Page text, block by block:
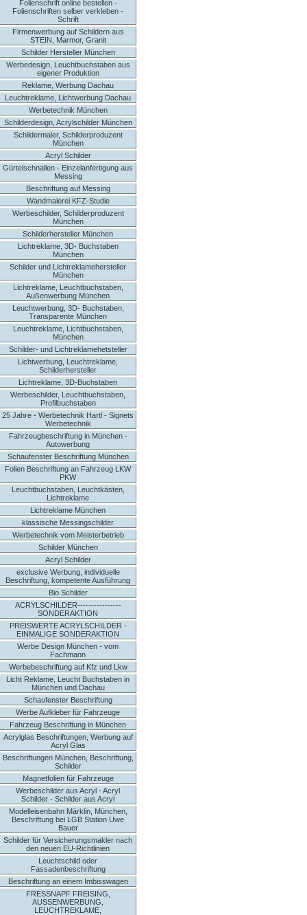
Folienschrift online bestellen -
Folienschriften selber verkleben -
Schrift
Firmenwerbung auf Schildern aus
STEIN, Marmor, Granit
Schilder Hersteller München
Werbedesign, Leuchtbuchstaben aus
eigener Produktion
Reklame, Werbung Dachau
Leuchtreklame, Lichtwerbung Dachau
Werbetechnik München
Schilderdesign, Acrylschilder München
Schildermaler, Schilderproduzent
München
Acryl Schilder
Gürtelschnallen - Einzelanfertigung aus
Messing
Beschriftung auf Messing
Wandmalerei KFZ-Studie
Werbeschilder, Schilderproduzent
München
Schilderhersteller München
Lichtreklame, 3D- Buchstaben
München
Schilder und Lichtreklamehersteller
München
Lichtreklame, Leuchtbuchstaben,
Außenwerbung München
Leuchtwerbung, 3D- Buchstaben,
Transparente München
Leuchtreklame, Lichtbuchstaben,
München
Schilder- und Lichtreklamehetsteller
Lichtwerbung, Leuchtreklame,
Schilderhersteller
Lichtreklame, 3D-Buchstaben
Werbeschilder, Leuchtbuchstaben,
Profilbuchstaben
25 Jahre - Werbetechnik Hartl - Signets
Werbetechnik
Fahrzeugbeschriftung in München -
Autowerbung
Schaufenster Beschriftung München
Folien Beschriftung an Fahrzeug LKW
PKW
Leuchtbuchstaben, Leuchtkästen,
Lichtreklame
Lichtreklame München
klassische Messingschilder
Werbetechnik vom Meisterbetrieb
Schilder München
Acryl Schilder
exclusive Werbung, individuelle
Beschriftung, kompetente Ausführung
Bio Schilder
ACRYLSCHILDER----------------
SONDERAKTION
PREISWERTE ACRYLSCHILDER -
EINMALIGE SONDERAKTION
Werbe Design München - vom
Fachmann
Werbebeschriftung auf Kfz und Lkw
Licht Reklame, Leucht Buchstaben in
München und Dachau
Schaufenster Beschriftung
Werbe Aufkleber für Fahrzeuge
Fahrzeug Beschriftung in München
Acrylglas Beschriftungen, Werbung auf
Acryl Glas
Beschriftungen München, Beschriftung,
Schilder
Magnetfolien für Fahrzeuge
Werbeschilder aus Acryl - Acryl
Schilder - Schilder aus Acryl
Modelleisenbahn Märklin, München,
Beschriftung bei LGB Station Uwe
Bauer
Schilder für Versicherungsmakler nach
den neuen EU-Richtlinien
Leuchtschild oder
Fassadenbeschriftung
Beschriftung an einem Imbisswagen
FRESSNAPF FREISING,
AUSSENWERBUNG,
LEUCHTREKLAME,